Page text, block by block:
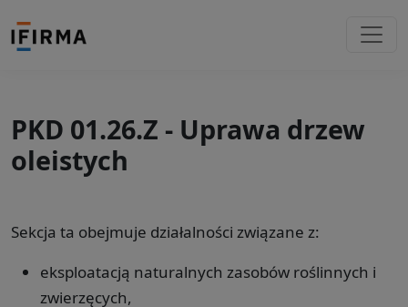
PKD 01.26.Z - Uprawa drzew
oleistych
Sekcja ta obejmuje działalności związane z:
eksploatacją naturalnych zasobów roślinnych i
zwierzęcych,